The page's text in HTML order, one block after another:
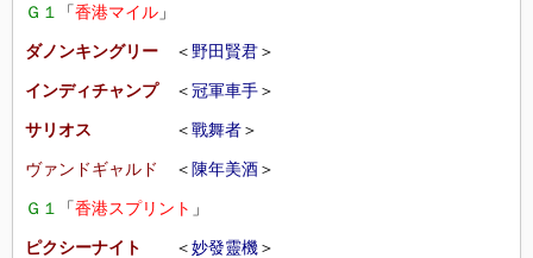
Ｇ１ 「香港マイル 」
ダノンキングリー ＜ 野田賢君＞
インディチャンプ＜冠軍車手＞
サリオス ＜戰舞者＞
ヴァンドギャルド ＜ 陳年美酒＞
Ｇ１ 「香港スプリント 」
ピクシーナイト ＜妙發靈機＞